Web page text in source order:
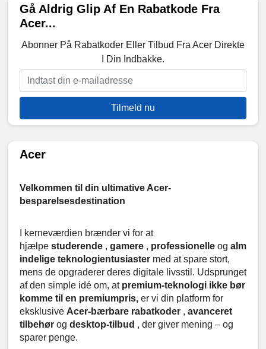
Gå Aldrig Glip Af En Rabatkode Fra
Acer...
Abonner På Rabatkoder Eller Tilbud Fra Acer Direkte
I Din Indbakke.
Tilmeld nu
Acer
Velkommen til din ultimative Acer-
besparelsesdestination
I kerneværdien brænder vi for at
hjælpe studerende , gamere , professionelle og alm
indelige teknologientusiaster med at spare stort,
mens de opgraderer deres digitale livsstil. Udsprunget
af den simple idé om, at premium-teknologi ikke bør
komme til en premiumpris, er vi din platform for
eksklusive Acer-bærbare rabatkoder , avanceret
tilbehør og desktop-tilbud , der giver mening – og
sparer penge.